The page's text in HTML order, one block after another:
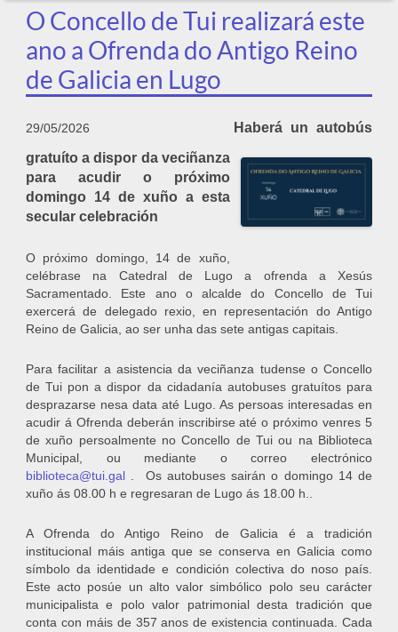
O Concello de Tui realizará este
ano a Ofrenda do Antigo Reino
de Galicia en Lugo
29/05/2026
Haberá un autobús
gratuíto a dispor da veciñanza
para acudir o próximo
domingo 14 de xuño a esta
secular celebración
O próximo domingo, 14 de xuño,
celébrase na Catedral de Lugo a ofrenda a Xesús
Sacramentado. Este ano o alcalde do Concello de Tui
exercerá de delegado rexio, en representación do Antigo
Reino de Galicia, ao ser unha das sete antigas capitais.
Para facilitar a asistencia da veciñanza tudense o Concello
de Tui pon a dispor da cidadanía autobuses gratuítos para
desprazarse nesa data até Lugo. As persoas interesadas en
acudir á Ofrenda deberán inscribirse até o próximo venres 5
de xuño persoalmente no Concello de Tui ou na Biblioteca
Municipal, ou mediante o correo electrónico
biblioteca@tui.gal . Os autobuses sairán o domingo 14 de
xuño ás 08.00 h e regresaran de Lugo ás 18.00 h..
A Ofrenda do Antigo Reino de Galicia é a tradición
institucional máis antiga que se conserva en Galicia como
símbolo da identidade e condición colectiva do noso país.
Este acto posúe un alto valor simbólico polo seu carácter
municipalista e polo valor patrimonial desta tradición que
conta con máis de 357 anos de existencia continuada. Cada